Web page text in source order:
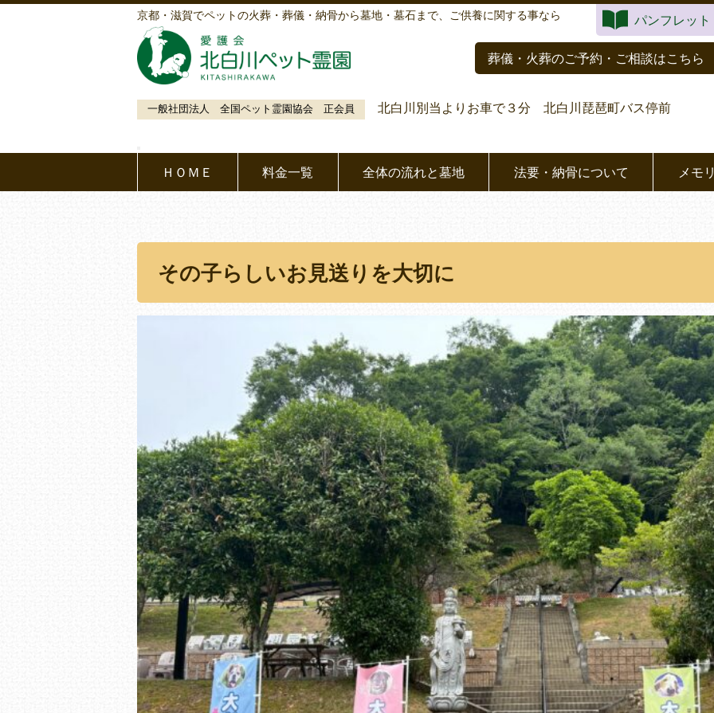
京都・滋賀でペットの火葬・葬儀・納骨から墓地・墓石まで、ご供養に関する事なら パンフレット
葬儀・火葬のご予約・ご相談はこちら
一般社団法人 全国ペット霊園協会 正会員 北白川別当よりお車で３分 北白川琵琶町バス停前
ＨＯＭＥ 料金一覧 全体の流れと墓地 法要・納骨について メモ
その子らしいお見送りを大切に